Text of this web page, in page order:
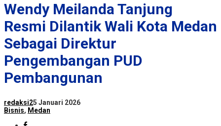
Wendy Meilanda Tanjung
Resmi Dilantik Wali Kota Medan
Sebagai Direktur
Pengembangan PUD
Pembangunan
redaksi25 Januari 2026
Bisnis, Medan